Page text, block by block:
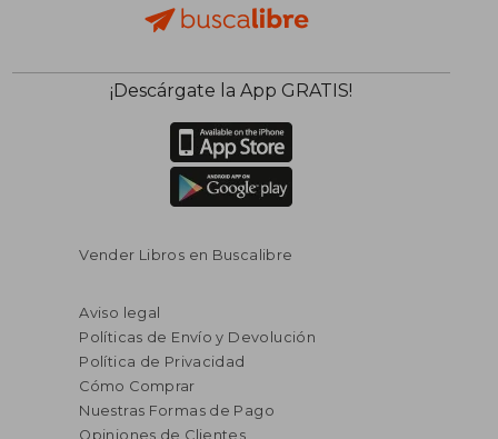
¡Descárgate la App GRATIS!
Vender Libros en Buscalibre
Aviso legal
Políticas de Envío y Devolución
Política de Privacidad
Cómo Comprar
Nuestras Formas de Pago
Opiniones de Clientes